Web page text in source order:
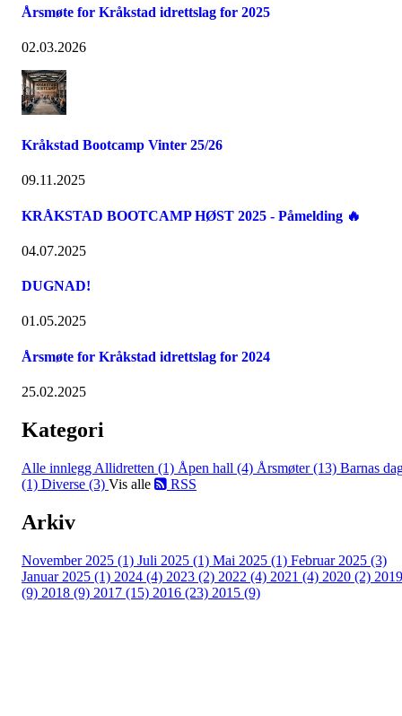
Årsmøte for Kråkstad idrettslag for 2025
02.03.2026
Kråkstad Bootcamp Vinter 25/26
09.11.2025
KRÅKSTAD BOOTCAMP HØST 2025 - Påmelding 🔥
04.07.2025
DUGNAD!
01.05.2025
Årsmøte for Kråkstad idrettslag for 2024
25.02.2025
Kategori
Alle innlegg Allidretten (1) Åpen hall (4) Årsmøter (13) Barnas
(1) Diverse (3) Vis alle RSS
Arkiv
November 2025 (1) Juli 2025 (1) Mai 2025 (1) Februar 2025 (3)
Januar 2025 (1) 2024 (4) 2023 (2) 2022 (4) 2021 (4) 2020 (2) 2019
(9) 2018 (9) 2017 (15) 2016 (23) 2015 (9)